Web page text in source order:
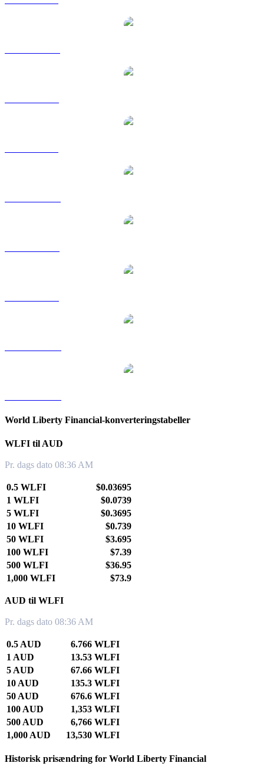
World Liberty Financial-konverteringstabeller
WLFI til AUD
Pr. dags dato 08:36 AM
0.5 WLFI
$0.03695
1 WLFI
$0.0739
5 WLFI
$0.3695
10 WLFI
$0.739
50 WLFI
$3.695
100 WLFI
$7.39
500 WLFI
$36.95
1,000 WLFI
$73.9
AUD til WLFI
Pr. dags dato 08:36 AM
0.5 AUD
6.766 WLFI
1 AUD
13.53 WLFI
5 AUD
67.66 WLFI
10 AUD
135.3 WLFI
50 AUD
676.6 WLFI
100 AUD
1,353 WLFI
500 AUD
6,766 WLFI
1,000 AUD
13,530 WLFI
Historisk prisændring for World Liberty Financial